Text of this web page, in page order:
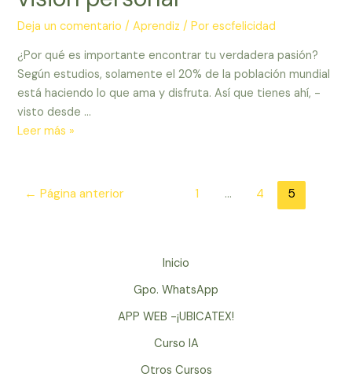
Deja un comentario /Aprendiz / Porescfelicidad
¿Por qué es importante encontrar tu verdadera pasión?
Según estudios, solamente el 20% de la población mundial
está haciendo lo que ama y disfruta. Así que tienes ahí, -
visto desde …
Como
verdadera
Leer más »
Paginación
← Página anterior 1 … 4 5
Inicio
Gpo. WhatsApp
APP WEB -¡UBICATEX!
Curso IA
Otros Cursos